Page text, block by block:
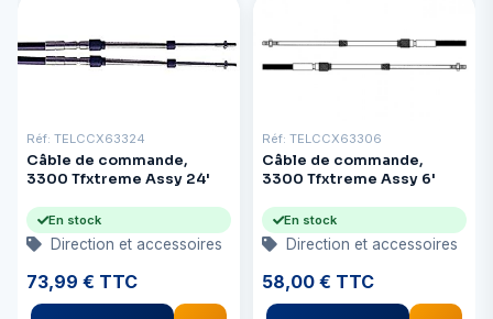
Réf: TELCCX63324
Câble de commande,
3300 Tfxtreme Assy 24'
En stock
Direction et accessoires
73,99 € TTC
Réf: TELCCX63306
Câble de commande,
3300 Tfxtreme Assy 6'
En stock
Direction et accessoires
58,00 € TTC